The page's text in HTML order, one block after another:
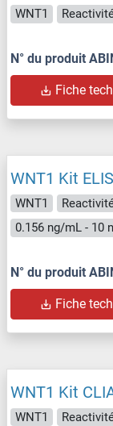
WNT1
N° du produit
Fiche
WNT1 Kit
WNT1
0.156 ng/mL - 10
N° du produit
Fiche
WNT1 Kit
WNT1